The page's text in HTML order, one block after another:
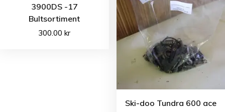
3900DS -17
Bultsortiment
300.00kr
Ski-doo Tundra 600 ace